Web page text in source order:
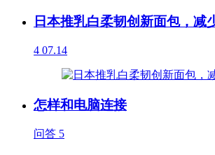
日本推乳白柔韧创新面包，减
4 07.14
怎样和电脑连接
问答 5